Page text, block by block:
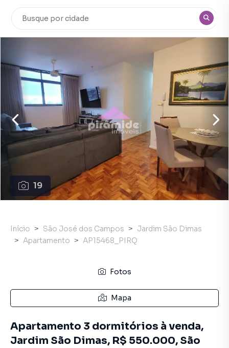
19
Início São José dos Campos
Jardim São Dimas
Apartamento
AP15468_PIRQ
Fotos
Mapa
Apartamento 3 dormitórios à venda,
Jardim São Dimas, R$ 550.000, São